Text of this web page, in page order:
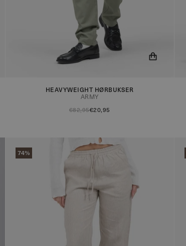
Du får nu besked når produktet er på lager!
HEAVYWEIGHT HØRBUKSER
ARMY
€82,95€20,95
74%